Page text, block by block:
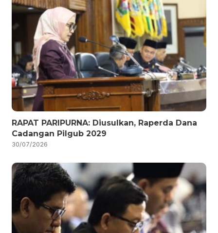
RAPAT PARIPURNA: Diusulkan, Raperda Dana
Cadangan Pilgub 2029
30/07/2026